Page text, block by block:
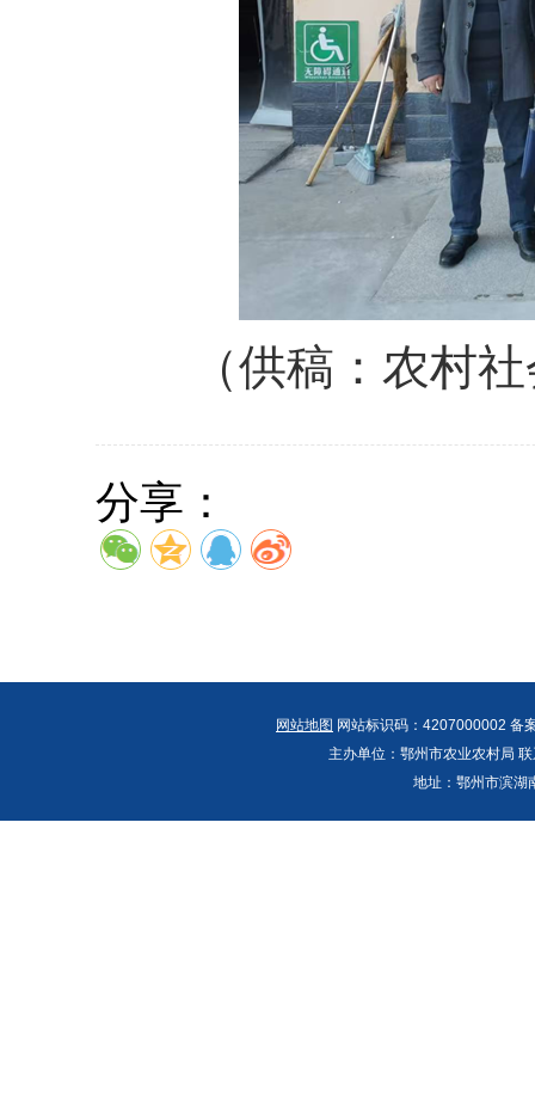
（供稿：农村
分享：
网站地图 网站标识码：4207000002
主办单位：鄂州市农业农村局
地址：鄂州市滨湖